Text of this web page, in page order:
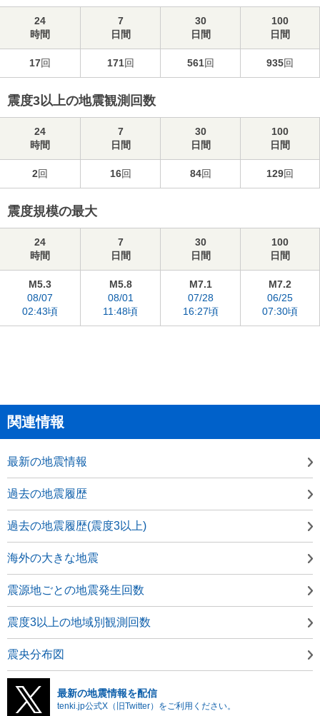
24
時間
7
日間
30
日間
100
日間
17回 171回 561回 935回
震度3以上の地震観測回数
24
時間
7
日間
30
日間
100
日間
2回 16回 84回 129回
震度規模の最大
24
時間
7
日間
30
日間
100
日間
M5.3
08/07
02:43頃
M5.8
08/01
11:48頃
M7.1
07/28
16:27頃
M7.2
06/25
07:30頃
関連情報
最新の地震情報
過去の地震履歴
過去の地震履歴(震度3以上)
海外の大きな地震
震源地ごとの地震発生回数
震度3以上の地域別観測回数
震央分布図
最新の地震情報を配信
tenki.jp公式X（旧Twitter）をご利用ください。